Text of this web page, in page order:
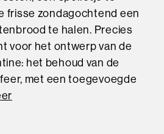
frisse zondagochtend een
te halen. Precies
voor het ontwerp van de
het behoud van de
met een toegevoegde